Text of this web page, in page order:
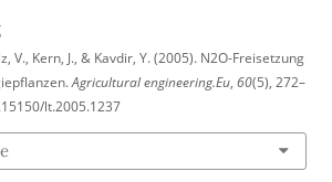
V., Kern, J., & Kavdir, Y. (2005). N2O-Freisetzung
Agricultural engineering.Eu, 60(5), 272–
lt.2005.1237